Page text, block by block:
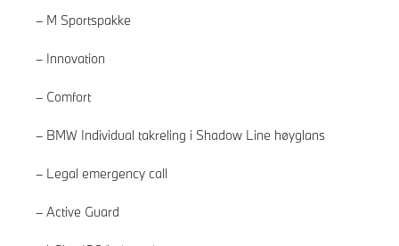
M Sportspakke
Innovation
Comfort
BMW Individual takreling i Shadow Line høyglans
Legal emergency call
Active Guard